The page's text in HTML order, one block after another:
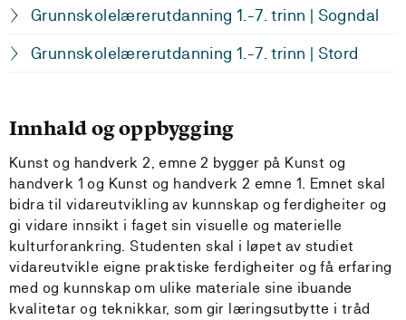
Grunnskolelærerutdanning 1.-7. trinn | Sogndal
Grunnskolelærerutdanning 1.-7. trinn | Stord
Innhald og oppbygging
Kunst og handverk 2, emne 2 bygger på Kunst og
handverk 1 og Kunst og handverk 2 emne 1. Emnet skal
bidra til vidareutvikling av kunnskap og ferdigheiter og
gi vidare innsikt i faget sin visuelle og materielle
kulturforankring. Studenten skal i løpet av studiet
vidareutvikle eigne praktiske ferdigheiter og få erfaring
med og kunnskap om ulike materiale sine ibuande
kvalitetar og teknikkar, som gir læringsutbytte i tråd